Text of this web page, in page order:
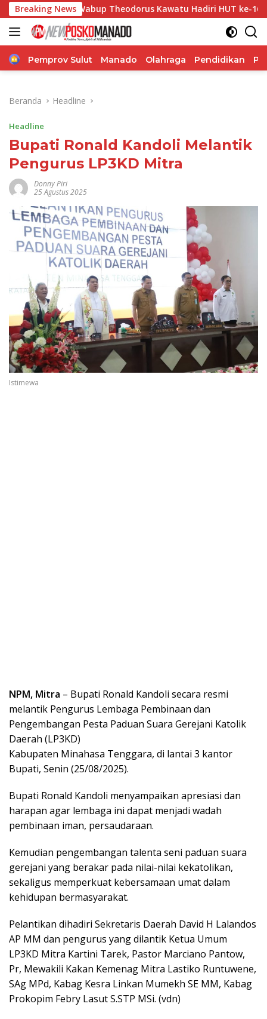
Langsung
ke
konten
Breaking News
Wabup Theodorus Kawatu Hadiri HUT ke-166 Desa Malola,
Home
Pemprov Sulut Manado Olahraga Pendidikan
Beranda Headline
Headline
Bupati Ronald Kandoli Melantik
Pengurus LP3KD Mitra
Donny Piri
25 Agustus 2025
Istimewa
NPM, Mitra – Bupati Ronald Kandoli secara resmi
melantik Pengurus Lembaga Pembinaan dan
Pengembangan Pesta Paduan Suara Gerejani Katolik
Daerah (LP3KD)
Kabupaten Minahasa Tenggara, di lantai 3 kantor
Bupati, Senin (25/08/2025).
Bupati Ronald Kandoli menyampaikan apresiasi dan
harapan agar lembaga ini dapat menjadi wadah
pembinaan iman, persaudaraan.
Kemudian pengembangan talenta seni paduan suara
gerejani yang berakar pada nilai-nilai kekatolikan,
sekaligus memperkuat kebersamaan umat dalam
kehidupan bermasyarakat.
Pelantikan dihadiri Sekretaris Daerah David H Lalandos
AP MM dan pengurus yang dilantik Ketua Umum
LP3KD Mitra Kartini Tarek, Pastor Marciano Pantow,
Pr, Mewakili Kakan Kemenag Mitra Lastiko Runtuwene,
SAg MPd, Kabag Kesra Linkan Mumekh SE MM, Kabag
Prokopim Febry Lasut S.STP MSi. (vdn)